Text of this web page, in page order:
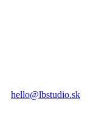
hello@lbstudio.sk